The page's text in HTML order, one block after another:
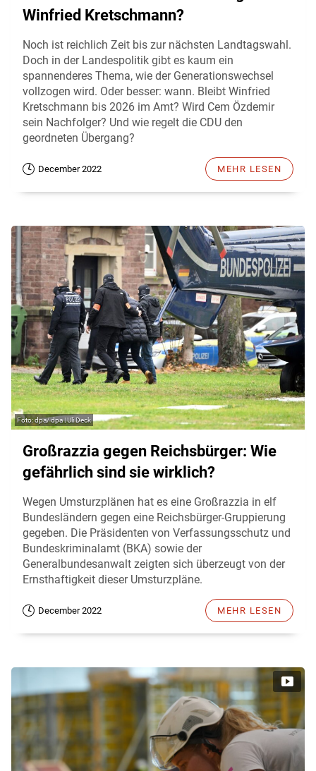
Winfried Kretschmann?
Noch ist reichlich Zeit bis zur nächsten Landtagswahl.
Doch in der Landespolitik gibt es kaum ein
spannenderes Thema, wie der Generationswechsel
vollzogen wird. Oder besser: wann. Bleibt Winfried
Kretschmann bis 2026 im Amt? Wird Cem Özdemir
sein Nachfolger? Und wie regelt die CDU den
geordneten Übergang?
December 2022 MEHR LESEN
dpa/ dpa | Uli Deck
Großrazzia gegen Reichsbürger: Wie
gefährlich sind sie wirklich?
Wegen Umsturzplänen hat es eine Großrazzia in elf
Bundesländern gegen eine Reichsbürger-Gruppierung
gegeben. Die Präsidenten von Verfassungsschutz und
Bundeskriminalamt (BKA) sowie der
Generalbundesanwalt zeigten sich überzeugt von der
Ernsthaftigkeit dieser Umsturzpläne.
December 2022 MEHR LESEN